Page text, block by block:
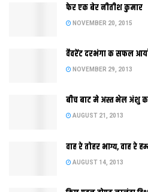
आराधना केलथि। तत्पश्चात खीर, रोटी
क संग प्रसाद ग्रहण केलथि। प्रसाद
जाइत। 25 कए उदीयमान सूर्य कए अर्घ
बाद छठ महापर्व संपन्न भ जाइत।
फेर एक बेर नीतीश कुमार
NOVEMBER 20, 2015
वैवरेंट दरभंगा क सफल
NOVEMBER 29, 2013
बीच बाट मे अस्त भेल अंशु कए
AUGUST 21, 2013
वाह रे तोहर भाग्य, वाह रे
AUGUST 14, 2013